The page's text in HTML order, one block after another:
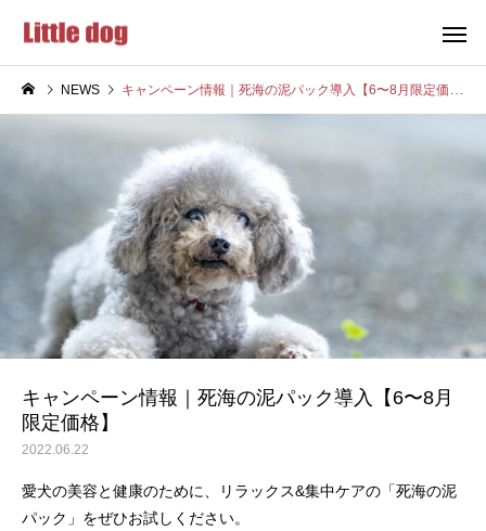
ペットサロン
NEWS キャンペーン情報｜死海の泥パック導入【6〜8月限定価格】
キャンペーン情報｜死海の泥パック導入【6〜8月
限定価格】
2022.06.22
愛犬の美容と健康のために、リラックス&集中ケアの「死海の泥
パック」をぜひお試しください。